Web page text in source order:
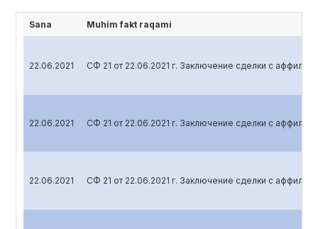
Sana Muhim fakt raqami
22.06.2021 СФ 21 от 22.06.2021 г. Заключение сделки с
22.06.2021 СФ 21 от 22.06.2021 г. Заключение сделки с
22.06.2021 СФ 21 от 22.06.2021 г. Заключение сделки с